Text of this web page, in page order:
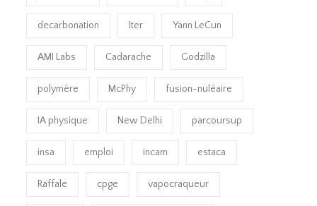
decarbonation Iter Yann LeCun
AMI Labs Cadarache Godzilla
polymère McPhy fusion-nuléaire
IA physique New Delhi parcoursup
insa emploi incam estaca
Raffale cpge vapocraqueur